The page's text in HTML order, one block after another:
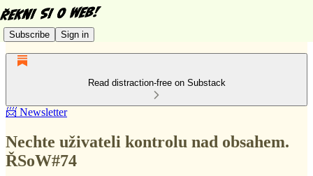
Subscribe Sign in
Read distraction-free on Substack
📨 Newsletter
Nechte uživateli kontrolu nad obsahem.
ŘSoW#74